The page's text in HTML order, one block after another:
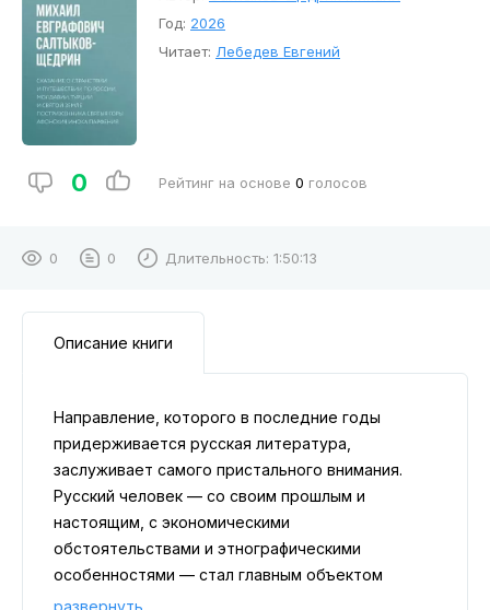
Год: 2026
Читает: Лебедев Евгений
0 Рейтинг на основе 0 голосов
0 0 Длительность: 1:50:13
Описание книги
Направление, которого в последние годы
придерживается русская литература,
заслуживает самого пристального внимания.
Русский человек — со своим прошлым и
настоящим, с экономическими
обстоятельствами и этнографическими
особенностями — стал главным объектом
исследования для писателей и ученых. Каждый
развернуть